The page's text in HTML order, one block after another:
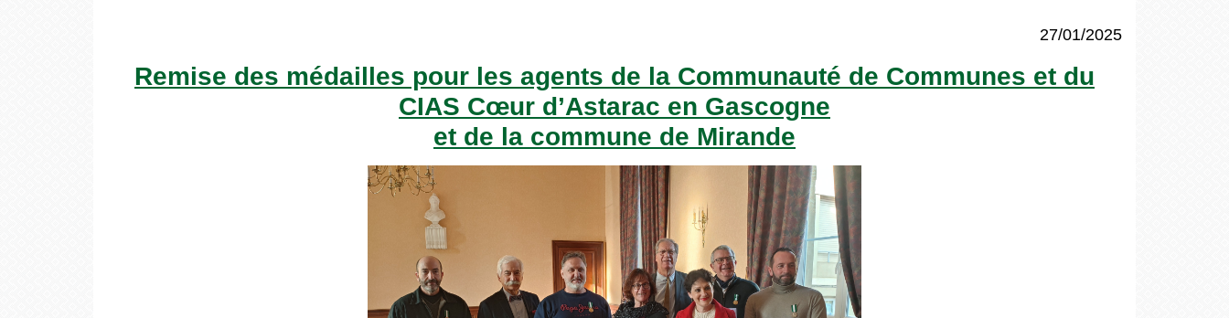
27/01/2025
Remise des médailles pour les agents de la Communauté de Communes et du
CIAS Cœur d’Astarac en Gascogne
et de la commune de Mirande